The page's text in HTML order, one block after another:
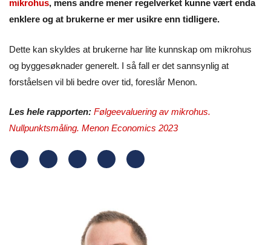
mikrohus, mens andre mener regelverket kunne vært enda
enklere og at brukerne er mer usikre enn tidligere.
Dette kan skyldes at brukerne har lite kunnskap om mikrohus
og byggesøknader generelt. I så fall er det sannsynlig at
forståelsen vil bli bedre over tid, foreslår Menon.
Les hele rapporten: Følgeevaluering av mikrohus.
Nullpunktsmåling. Menon Economics 2023